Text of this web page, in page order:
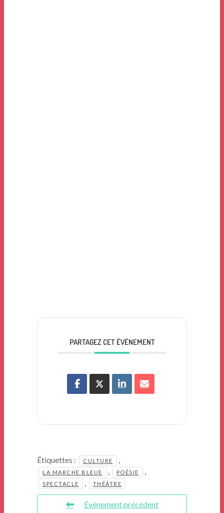
PARTAGEZ CET ÉVÉNEMENT
Étiquettes : CULTURE ,
LA MARCHE BLEUE , POÉSIE ,
SPECTACLE , THÉÂTRE
Événement précédent